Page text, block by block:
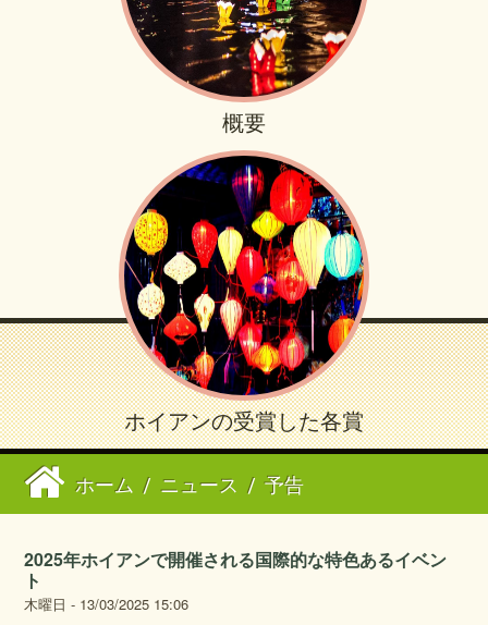
概要
ホイアンの受賞した各賞
ホーム / ニュース / 予告
2025年ホイアンで開催される国際的な特色あるイベン
ト
木曜日 - 13/03/2025 15:06